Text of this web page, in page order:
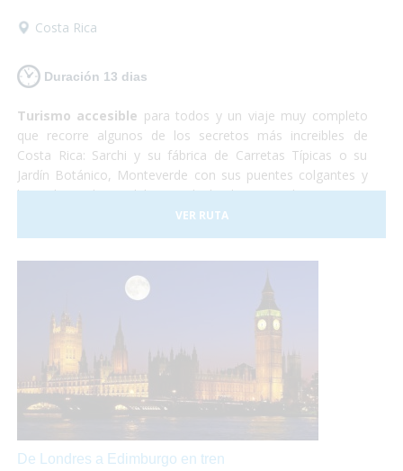
Costa Rica
Duración 13 dias
Turismo accesible para todos y un viaje muy completo
que recorre algunos de los secretos más increibles de
Costa Rica: Sarchi y su fábrica de Carretas Típicas o su
Jardín Botánico, Monteverde con sus puentes colgantes y
lugar de residencia del Quetzal, el Volcan Arenal y sus aguas
termales, Sarapiqui con su naturaleza y el tour del
chocolate para terminar relajándonos en las playas de
VER RUTA
De Londres a Edimburgo en tren